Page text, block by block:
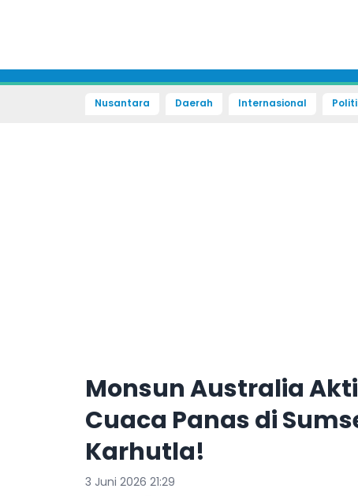
Nusantara Daerah Internasional
Monsun Australia
Cuaca Panas di
Karhutla!
3 Juni 2026 21:29